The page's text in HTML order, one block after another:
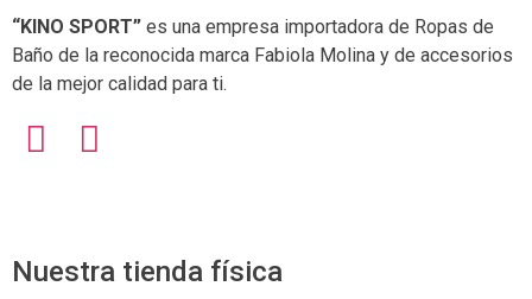
“KINO SPORT” es una empresa importadora de Ropas de
Baño de la reconocida marca Fabiola Molina y de accesorios
de la mejor calidad para ti.
Nuestra tienda física